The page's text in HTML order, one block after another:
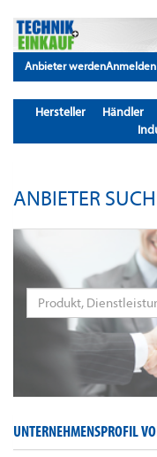
Anbieter werdenAnmelden
Hersteller Händler
ANBIETER
UNTERNEHMENSPROFIL